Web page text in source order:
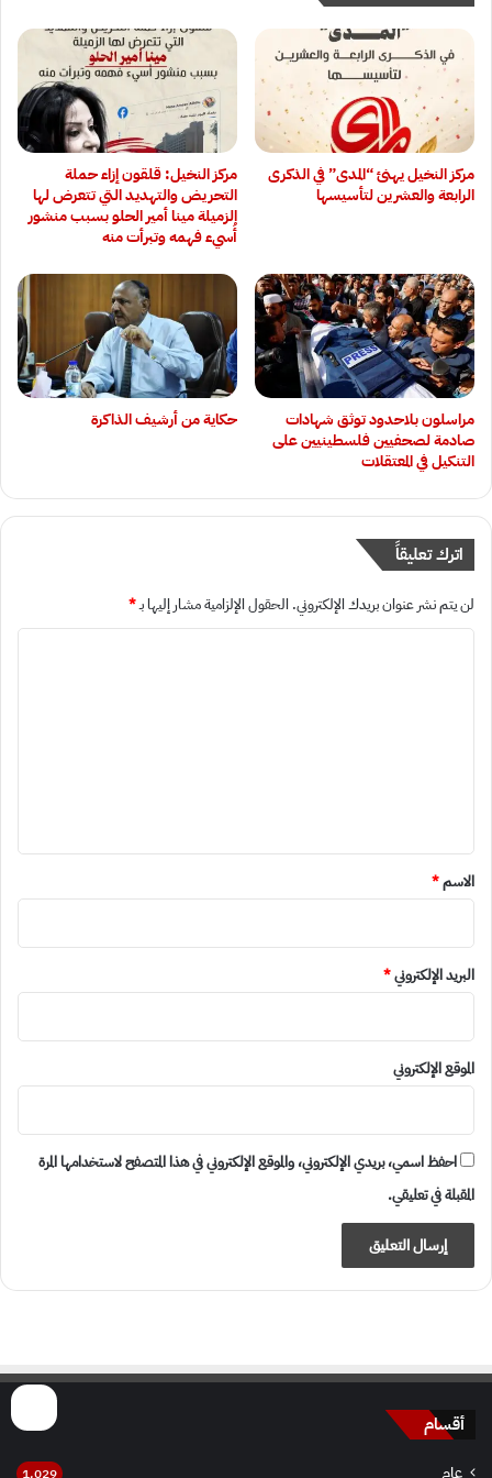
مركز النخيل يهنئ “المدى” في الذكرى
الرابعة والعشرين لتأسيسها
مركز النخيل: قلقون إزاء حملة
التحريض والتهديد التي تتعرض لها
الزميلة مينا أمير الحلو بسبب منشور
أُسيء فهمه وتبرأت منه
‏مراسلون بلاحدود توثق شهادات
صادمة لصحفيين فلسطينيين على
التنكيل في المعتقلات
حكاية من أرشيف الذاكرة
اترك تعليقاً
لن يتم نشر عنوان بريدك الإلكتروني. الحقول الإلزامية مشار إليها بـ*
*
الاسم*
البريد الإلكتروني*
الموقع الإلكتروني
احفظ اسمي، بريدي الإلكتروني، والموقع الإلكتروني في هذا المتصفح لاستخدامها المرة
المقبلة في تعليقي.
أقسام
عام 1٬029